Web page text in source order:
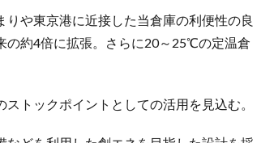
や東京港に近接した当倉庫の利便性の良
の約4倍に拡張。さらに20～25℃の定温倉
トックポイントとしての活用を見込む。